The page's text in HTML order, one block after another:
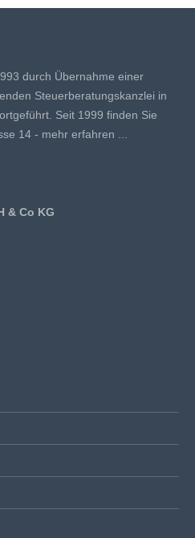
durch Übernahme einer
Steuerberatungskanzlei in
Seit 1999 finden Sie
14 - mehr erfahren ...
& Co KG